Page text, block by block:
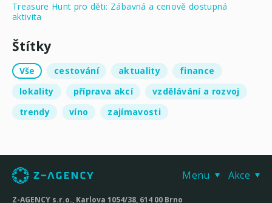
Treasure Hunt pro děti: Zábavná a cenově dostupná
aktivita
Štítky
Vše cestování aktuality
finance
lokality
příprava akcí
vzdělávání a rozvoj
trendy
víno zajímavosti
Menu Akce
Z-AGENCY s.r.o., Karlova 1054/38, 614 00 Brno